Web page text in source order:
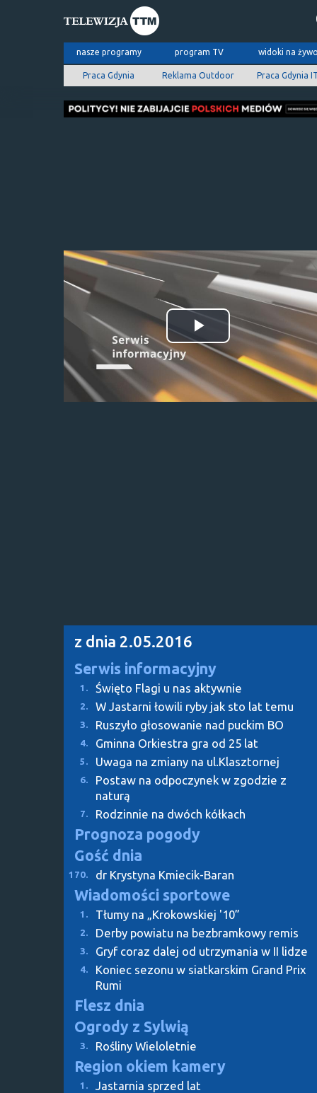
nasze programy program TV widoki na
Praca Gdynia Reklama Outdoor Praca Gdynia
Odtwórz
wideo
z dnia 2.05.2016
Serwis informacyjny
1. Święto Flagi u nas aktywnie
2. W Jastarni łowili ryby jak sto lat temu
3. Ruszyło głosowanie nad puckim BO
4. Gminna Orkiestra gra od 25 lat
5. Uwaga na zmiany na ul.Klasztornej
6.
Postaw na odpoczynek w zgodzie z
naturą
7. Rodzinnie na dwóch kółkach
Prognoza pogody
Gość dnia
170. dr Krystyna Kmiecik-Baran
Wiadomości sportowe
1. Tłumy na „Krokowskiej '10”
2. Derby powiatu na bezbramkowy remis
3. Gryf coraz dalej od utrzymania w II lidze
4.
Koniec sezonu w siatkarskim Grand Prix
Rumi
Flesz dnia
Ogrody z Sylwią
3. Rośliny Wieloletnie
Region okiem kamery
1. Jastarnia sprzed lat